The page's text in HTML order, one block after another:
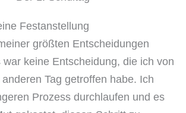
Festanstellung
größten Entscheidungen
war keine Entscheidung, die ich von
Tag getroffen habe. Ich
Prozess durchlaufen und es